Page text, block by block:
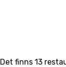
Skidorter i
Det finns 13